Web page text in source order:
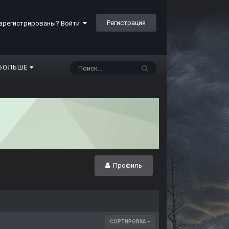
Войти Регистрация
Профиль
СОРТИРОВКА